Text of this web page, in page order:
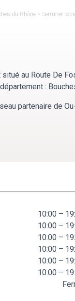
du-Rhône > Serrurier
au Route De
:
partenaire de
10:00 –
10:00 –
10:00 –
10:00 –
10:00 –
10:00 –